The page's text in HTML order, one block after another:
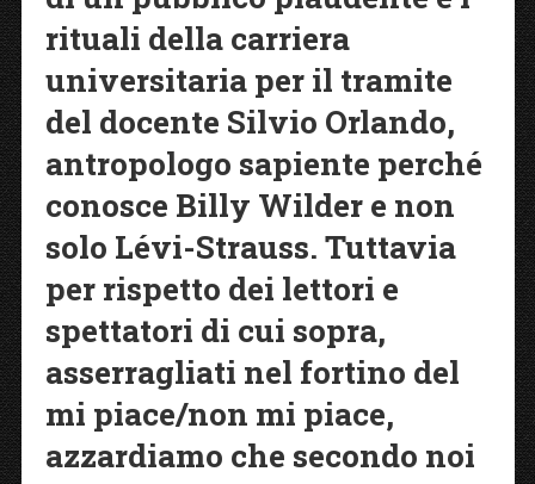
rituali della carriera
universitaria per il tramite
del docente Silvio Orlando,
antropologo sapiente perché
conosce Billy Wilder e non
solo Lévi-Strauss. Tuttavia
per rispetto dei lettori e
spettatori di cui sopra,
asserragliati nel fortino del
mi piace/non mi piace,
azzardiamo che secondo noi